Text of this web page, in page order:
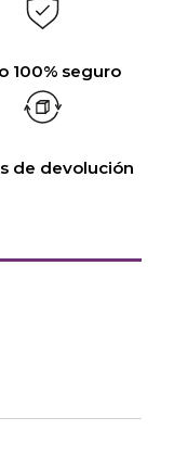
100% seguro
de devolución